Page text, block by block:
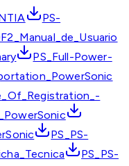
PS-
PS_Full-Power-
PS_PS-
PS_PS-